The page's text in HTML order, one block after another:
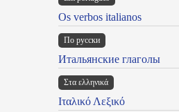
Os verbos italianos
По русски
Итальянские глаголы
Στα ελληνικά
Ιταλικό Λεξικό